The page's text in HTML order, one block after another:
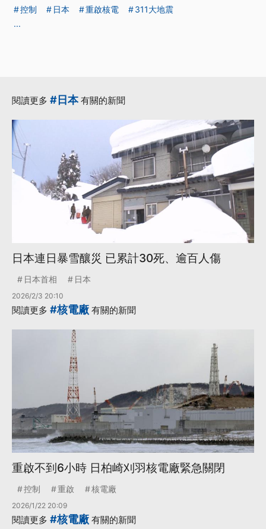
控制
日本 重啟核電
311大地震
...
閱讀更多 #日本有關的新聞
日本連日暴雪釀災 已累計30死、逾百人傷
日本首相 日本
2026/2/3 20:10
閱讀更多 #核電廠 有關的新聞
重啟不到6小時 日柏崎刈羽核電廠緊急關閉
控制 重啟 核電廠
2026/1/22 20:09
閱讀更多 #核電廠 有關的新聞